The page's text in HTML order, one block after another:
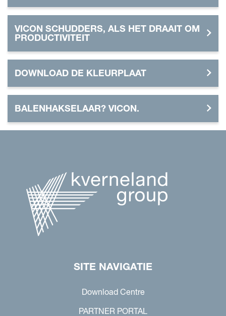
VICON SCHUDDERS, ALS HET DRAAIT OM
PRODUCTIVITEIT
DOWNLOAD DE KLEURPLAAT
BALENHAKSELAAR? VICON.
SITE NAVIGATIE
Download Centre
PARTNER PORTAL